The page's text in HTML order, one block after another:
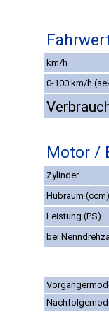
km/h
0-100 km/h
Motor /
Zylinder
Hubraum (ccm)
Leistung (PS)
bei